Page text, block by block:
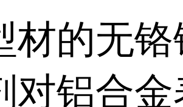
材的无
对铝合